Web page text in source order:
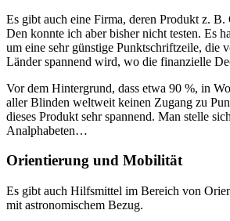
Es gibt auch eine Firma, deren Produkt z. B.
Den konnte ich aber bisher nicht testen. Es
um eine sehr günstige Punktschriftzeile, die
Länder spannend wird, wo die finanzielle
Vor dem Hintergrund, dass etwa 90 %, in
aller Blinden weltweit keinen Zugang zu
dieses Produkt sehr spannend. Man stelle
Analphabeten…
Orientierung und Mobilität
Es gibt auch Hilfsmittel im Bereich von
mit astronomischem Bezug.